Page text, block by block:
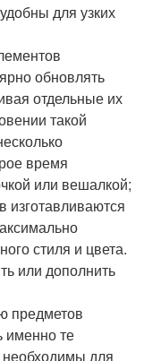
для узких
обновлять
отдельные их
такой
время
или вешалкой;
изготавливаются
стиля и цвета.
или дополнить
предметов
именно те
необходимы для